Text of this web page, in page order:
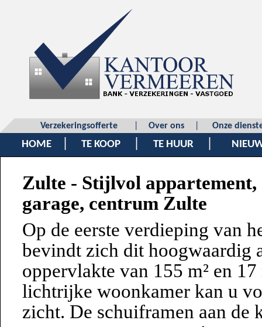
Verzekeringsofferte Over ons Onze
HOME TE KOOP TE HUUR